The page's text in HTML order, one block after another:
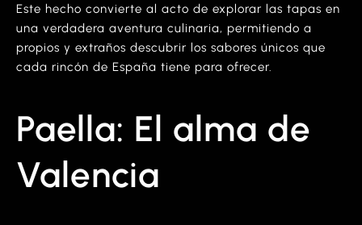
Este hecho convierte al acto de explorar las tapas en
una verdadera aventura culinaria, permitiendo a
propios y extraños descubrir los sabores únicos que
cada rincón de España tiene para ofrecer.
Paella: El alma de
Valencia